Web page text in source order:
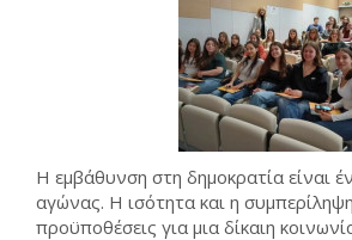
Η εμβάθυνση στη δημοκρατία είναι
αγώνας. Η ισότητα και η
προϋποθέσεις για μια δίκαιη